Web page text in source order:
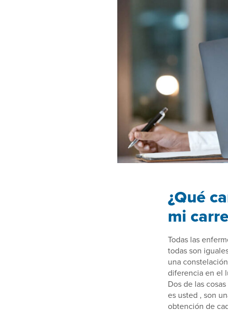
¿Qué
mi
Todas las
todas son
una
diferencia en el
Dos de las
es usted , son
obtención de